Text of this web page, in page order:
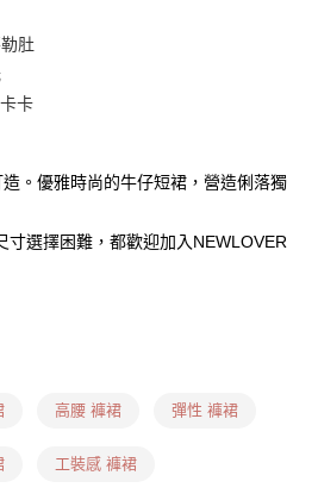
上)免運費
以上)免運費
肚
卡
。優雅時尚的牛仔短裙，營造俐落獨
寸選擇困難，都歡迎加入NEWLOVER
高腰 褲裙 彈性 褲裙
工裝感 褲裙